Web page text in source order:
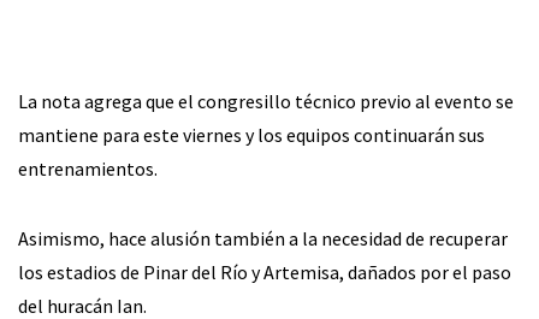
La nota agrega que el congresillo técnico previo al evento se
mantiene para este viernes y los equipos continuarán sus
entrenamientos.
Asimismo, hace alusión también a la necesidad de recuperar
los estadios de Pinar del Río y Artemisa, dañados por el paso
del huracán Ian.